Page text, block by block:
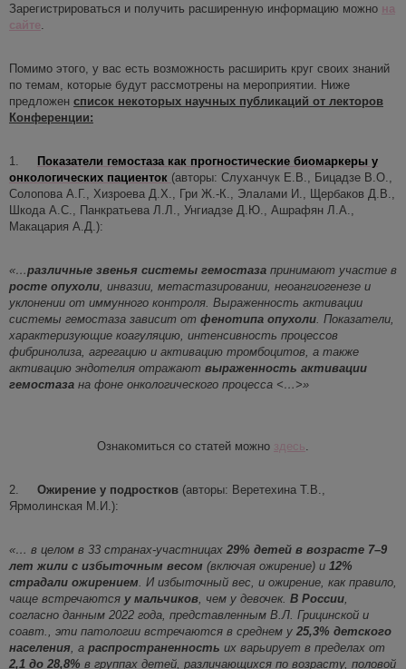
Зарегистрироваться и получить расширенную информацию можно на
сайте
Помимо этого, у вас есть возможность расширить круг своих знаний
по темам, которые будут рассмотрены на мероприятии. Ниже
предложен список некоторых научных публикаций от лекторов
Конференции:
1. Показатели гемостаза как прогностические биомаркеры у
онкологических пациенток (авторы: Слуханчук Е.В., Бицадзе В.О.,
Солопова А.Г., Хизроева Д.Х., Гри Ж.-К., Элалами И., Щербаков Д.В.,
Шкода А.С., Панкратьева Л.Л., Унгиадзе Д.Ю., Ашрафян Л.А.,
Макацария А.Д.):
«…различные звенья системы гемостаза принимают участие в
росте опухоли , инвазии, метастазировании, неоангиогенезе и
уклонении от иммунного контроля. Выраженность активации
системы гемостаза зависит от фенотипа опухоли . Показатели,
характеризующие коагуляцию, интенсивность процессов
фибринолиза, агрегацию и активацию тромбоцитов, а также
активацию эндотелия отражают выраженность активации
гемостаза на фоне онкологического процесса <…>»
Ознакомиться со статей можно здесь
2. Ожирение у подростков (авторы: Веретехина Т.В.,
Ярмолинская М.И.):
«… в целом в 33 странах-участницах 29% детей в возрасте 7–9
лет жили с избыточным весом (включая ожирение) и 12%
страдали ожирением . И избыточный вес, и ожирение, как правило,
чаще встречаются у мальчиков , чем у девочек. В России
согласно данным 2022 года, представленным В.Л. Грицинской и
соавт., эти патологии встречаются в среднем у 25,3% детского
населения , а распространенность их варьирует в пределах от
2,1 до 28,8% в группах детей, различающихся по возрасту, половой